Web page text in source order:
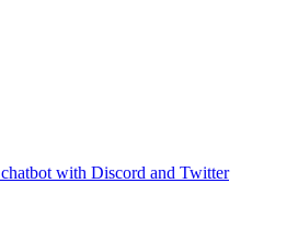
with Discord and Twitter